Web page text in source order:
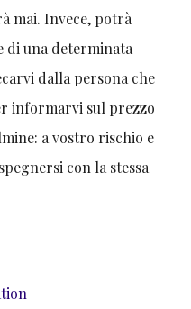
mai. Invece, potrà
di una determinata
dalla persona che
informarvi sul prezzo
a vostro rischio e
con la stessa